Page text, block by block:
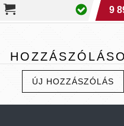
9
ÚJ HOZZÁSZÓLÁS